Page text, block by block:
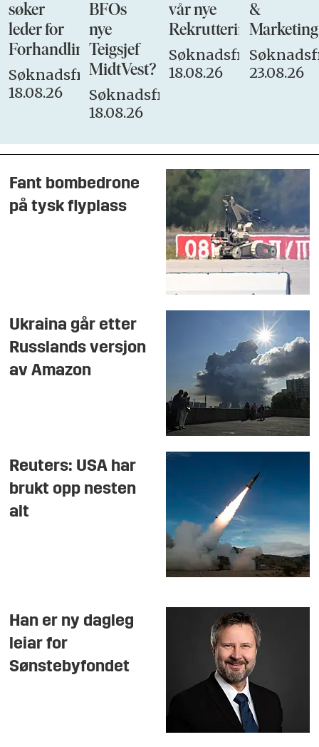
søker
leder for
Forhandlingsutvalget
Søknadsfrist:
18.08.26
BFOs
nye
Teigsjef
MidtVest?
Søknadsfrist:
18.08.26
vår nye
Søknadsfrist:
18.08.26
&
Marketing
23.08.26
Fant bombedrone
på tysk flyplass
Ukraina går etter
Russlands versjon
av Amazon
Reuters: USA har
brukt opp nesten
alt
Han er ny dagleg
leiar for
Sønstebyfondet